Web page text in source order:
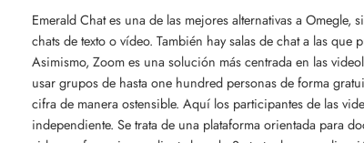
Emerald Chat es una de las mejores alternativas a
chats de texto o vídeo. También hay salas de chat a las
Asimismo, Zoom es una solución más centrada en las
usar grupos de hasta one hundred personas de forma
cifra de manera ostensible. Aquí los participantes de las
independiente. Se trata de una plataforma orientada para